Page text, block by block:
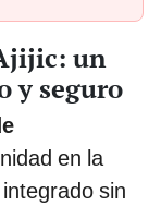
un
y seguro
en la
sin